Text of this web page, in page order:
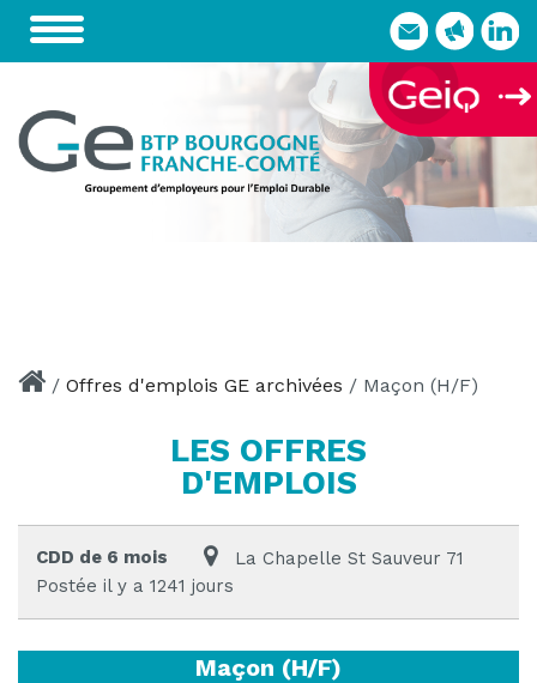
Skip
content
/ Offres d'emplois GE archivées / Maçon (H/F)
LES OFFRES
D'EMPLOIS
CDD de 6 mois
La Chapelle St Sauveur 71
Postée il y a 1241 jours
Maçon (H/F)